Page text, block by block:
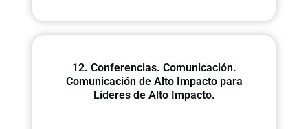
12. Conferencias. Comunicación.
Comunicación de Alto Impacto para
Líderes de Alto Impacto.